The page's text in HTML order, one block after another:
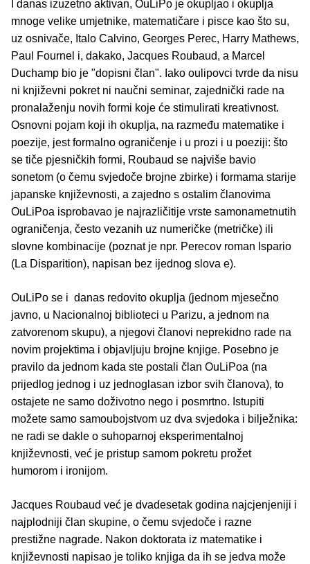
I danas izuzetno aktivan, OuLiPo je okupljao i okuplja
mnoge velike umjetnike, matematičare i pisce kao što su,
uz osnivače, Italo Calvino, Georges Perec, Harry Mathews,
Paul Fournel i, dakako, Jacques Roubaud, a Marcel
Duchamp bio je "dopisni član". Iako oulipovci tvrde da nisu
ni književni pokret ni naučni seminar, zajednički rade na
pronalaženju novih formi koje će stimulirati kreativnost.
Osnovni pojam koji ih okuplja, na razmeđu matematike i
poezije, jest formalno ograničenje i u prozi i u poeziji: što
se tiče pjesničkih formi, Roubaud se najviše bavio
sonetom (o čemu svjedoče brojne zbirke) i formama starije
japanske književnosti, a zajedno s ostalim članovima
OuLiPoa isprobavao je najrazličitije vrste samonametnutih
ograničenja, često vezanih uz numeričke (metričke) ili
slovne kombinacije (poznat je npr. Perecov roman Ispario
(La Disparition), napisan bez ijednog slova e).
OuLiPo se i danas redovito okuplja (jednom mjesečno
javno, u Nacionalnoj biblioteci u Parizu, a jednom na
zatvorenom skupu), a njegovi članovi neprekidno rade na
novim projektima i objavljuju brojne knjige. Posebno je
pravilo da jednom kada ste postali član OuLiPoa (na
prijedlog jednog i uz jednoglasan izbor svih članova), to
ostajete ne samo doživotno nego i posmrtno. Istupiti
možete samo samoubojstvom uz dva svjedoka i bilježnika:
ne radi se dakle o suhoparnoj eksperimentalnoj
književnosti, već je pristup samom pokretu prožet
humorom i ironijom.
Jacques Roubaud već je dvadesetak godina najcjenjeniji i
najplodniji član skupine, o čemu svjedoče i razne
prestižne nagrade. Nakon doktorata iz matematike i
književnosti napisao je toliko knjiga da ih se jedva može